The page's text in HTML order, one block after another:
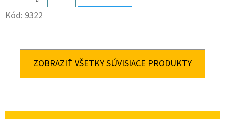
KOŠÍKA
Kód: 9322
ZOBRAZIŤ VŠETKY SÚVISIACE PRODUKTY